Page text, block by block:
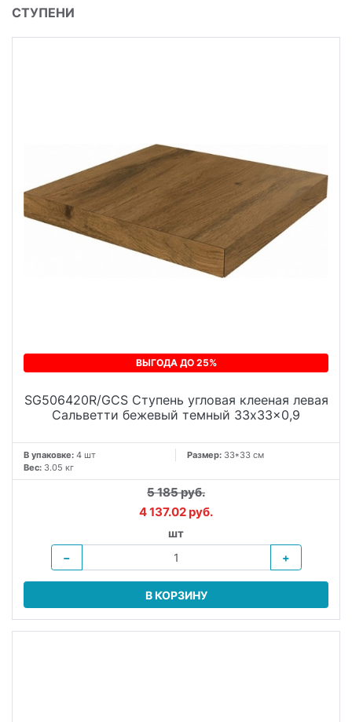
СТУПЕНИ
ВЫГОДА ДО 25%
SG506420R/GCS Ступень угловая клееная левая
Сальветти бежевый темный 33x33x0,9
В упаковке: 4 шт Размер: 33*33 см
Вес: 3.05 кг
5 185 руб.
4 137.02 руб.
шт
−
+
В КОРЗИНУ